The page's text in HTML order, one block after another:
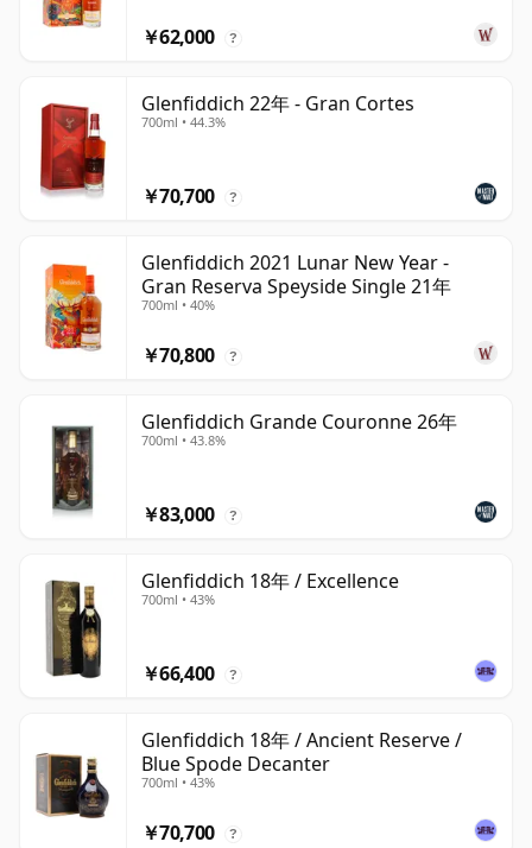
￥62,000 ?
Glenfiddich 22年 - Gran Cortes
700ml • 44.3%
￥70,700 ?
Glenfiddich 2021 Lunar New Year -
Gran Reserva Speyside Single 21年
700ml • 40%
￥70,800 ?
Glenfiddich Grande Couronne 26年
700ml • 43.8%
￥83,000 ?
Glenfiddich 18年 / Excellence
700ml • 43%
￥66,400 ?
Glenfiddich 18年 / Ancient Reserve /
Blue Spode Decanter
700ml • 43%
￥70,700 ?